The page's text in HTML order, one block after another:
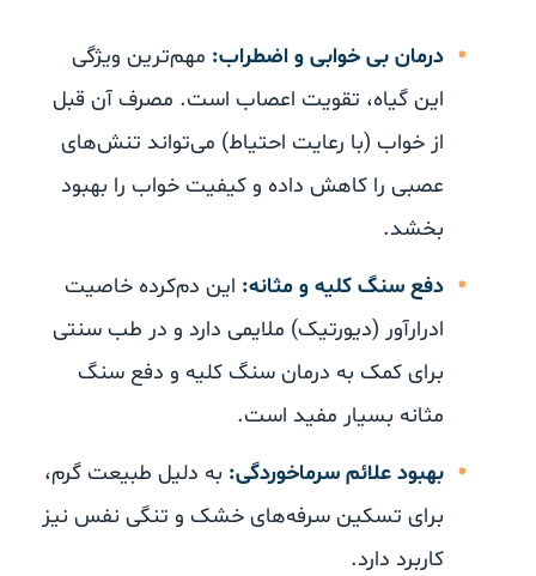
درمان بی خوابی و اضطراب:مهم‌ترین ویژگی
این گیاه، تقویت اعصاب است. مصرف آن قبل
از خواب (با رعایت احتیاط) می‌تواند تنش‌های
عصبی را کاهش داده و کیفیت خواب را بهبود
بخشد.
دفع سنگ کلیه و مثانه:این دم‌کرده خاصیت
ادرارآور (دیورتیک) ملایمی دارد و در طب سنتی
برای کمک به درمان سنگ کلیه و دفع سنگ
مثانه بسیار مفید است.
بهبود علائم سرماخوردگی:به دلیل طبیعت گرم،
برای تسکین سرفه‌های خشک و تنگی نفس نیز
کاربرد دارد.